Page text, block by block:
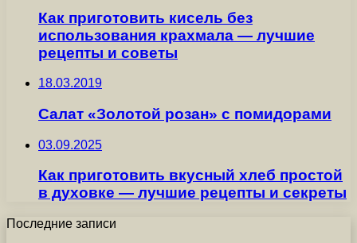
Как приготовить кисель без
использования крахмала — лучшие
рецепты и советы
18.03.2019
Салат «Золотой розан» с помидорами
03.09.2025
Как приготовить вкусный хлеб простой
в духовке — лучшие рецепты и секреты
Последние записи